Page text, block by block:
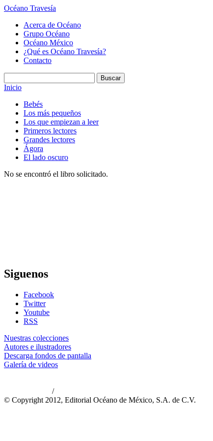
Océano Travesía
Acerca de Océano
Grupo Océano
Océano México
¿Qué es Océano Travesía?
Contacto
Inicio
Bebés
Los más pequeños
Los que empiezan a leer
Primeros lectores
Grandes lectores
Ágora
El lado oscuro
No se encontró el libro solicitado.
Siguenos
Facebook
Twitter
Youtube
RSS
Nuestras colecciones
Autores e ilustradores
Descarga fondos de pantalla
Galería de videos
/
© Copyright 2012, Editorial Océano de México, S.A. de C.V.